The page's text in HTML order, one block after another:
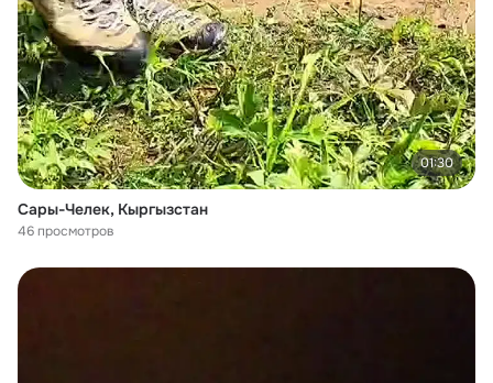
01:30
Сары-Челек, Кыргызстан
46 просмотров